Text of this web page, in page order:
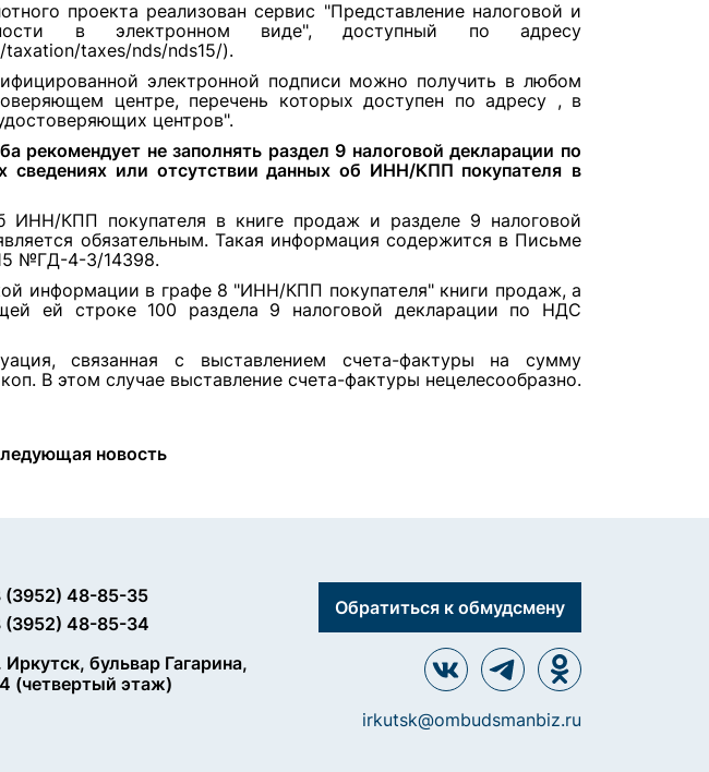
проекта реализован сервис "Представление налоговой и
в электронном виде", доступный по адресу
taxes/nds/nds15/).
электронной подписи можно получить в любом
центре, перечень которых доступен по адресу , в
центров".
рекомендует не заполнять раздел 9 налоговой декларации по
сведениях или отсутствии данных об ИНН/КПП покупателя в
ИНН/КПП покупателя в книге продаж и разделе 9 налоговой
обязательным. Такая информация содержится в Письме
№ГД-4-3/14398.
информации в графе 8 "ИНН/КПП покупателя" книги продаж, а
ей строке 100 раздела 9 налоговой декларации по НДС
связанная с выставлением счета-фактуры на сумму
В этом случае выставление счета-фактуры нецелесообразно.
новость
(3952) 48-85-35
(3952) 48-85-34
Иркутск, бульвар Гагарина,
(четвертый этаж)
Обратиться к обмудсмену
irkutsk@ombudsmanbiz.ru